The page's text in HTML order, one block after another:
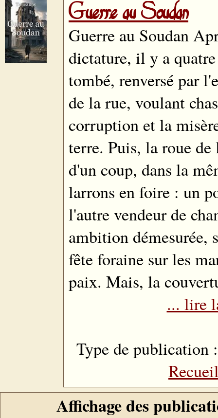
Guerre au Soudan
Guerre au Soudan
dictature, il y a
tombé, renversé par
de la rue, voulant
corruption et la
terre. Puis, la roue de
d'un coup, dans la
larrons en foire : un
l'autre vendeur de
ambition démesurée,
fête foraine sur les
paix. Mais, la
... lire
Type de publication
Affichage des